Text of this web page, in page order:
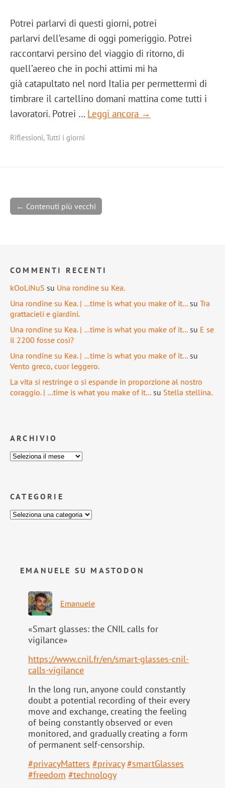
Potrei parlarvi di questi giorni, potrei
parlarvi dell’esame di oggi pomeriggio. Potrei
raccontarvi persino del viaggio di ritorno, di
quell’aereo che in pochi attimi mi ha
già catapultato nel nord Italia per permettermi di
timbrare il cartellino domani mattina come tutti i
lavoratori. Potrei … Leggi ancora →
Riflessioni,Tutti i giorni
← Contenuti più vecchi
COMMENTI RECENTI
kOoLiNuS su Una rondine su Kea.
Una rondine su Kea. | …time is what you make of it… su Tra
grattacieli e giardini.
Una rondine su Kea. | …time is what you make of it… su E se
il 2200 fosse così?
Una rondine su Kea. | …time is what you make of it… su
Vento greco, cuor leggero.
La vita si restringe o si espande in proporzione al nostro
coraggio. | …time is what you make of it… su Stella stellina.
ARCHIVIO
CATEGORIE
EMANUELE SU MASTODON
Emanuele
«Smart glasses: the CNIL calls for
vigilance»
https://www.cnil.fr/en/smart-glasses-cnil-
calls-vigilance
In the long run, anyone could constantly
doubt a potential recording of their every
move and exchange, creating the feeling
of being constantly observed or even
monitored, and gradually creating a form
of permanent self-censorship.
#privacyMatters #privacy #smartGlasses
#freedom #technology